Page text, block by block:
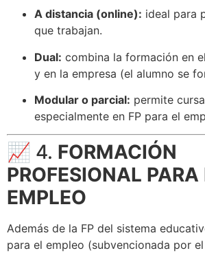
A distancia (online): ideal para
que trabajan.
Dual: combina la formación en
y en la empresa (el alumno se
Modular o parcial: permite
especialmente en FP para el
📈 4. FORMACIÓN
PROFESIONAL PARA
EMPLEO
Además de la FP del sistema
para el empleo (subvencionada por